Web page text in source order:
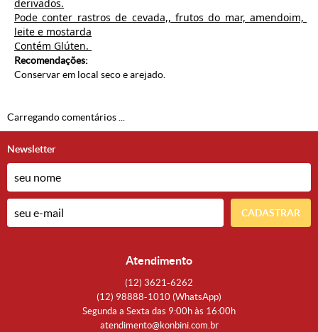
derivados.
Pode conter rastros de cevada,, frutos do mar, amendoim,
leite e mostarda
Contém Glúten.
Recomendações:
Conservar em local seco e arejado.
Carregando comentários ...
Newsletter
CADASTRAR
Atendimento
(12) 3621-6262
(12) 98888-1010 (WhatsApp)
Segunda a Sexta das 9:00h às 16:00h
atendimento@konbini.com.br